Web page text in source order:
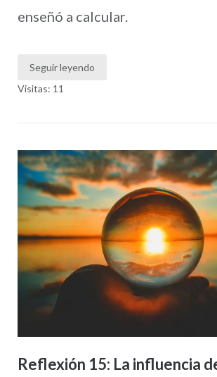
enseñó a calcular.
Seguir leyendo
Visitas: 11
Reflexión 15: La influencia